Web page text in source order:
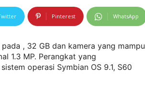
Pinterest WhatsApp
, 32 GB dan kamera yang mampu
1.3 MP. Perangkat yang
operasi Symbian OS 9.1, S60